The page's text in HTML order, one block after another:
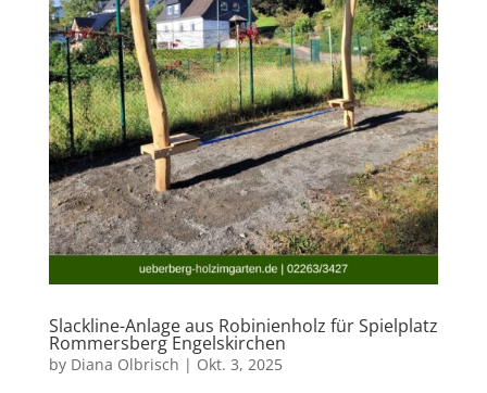
Slackline-Anlage aus Robinienholz für Spielplatz
Rommersberg Engelskirchen
by Diana Olbrisch | Okt. 3, 2025